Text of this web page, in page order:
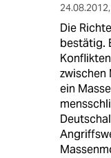
24.08.2012,
Die
bestätig.
zwischen
ein